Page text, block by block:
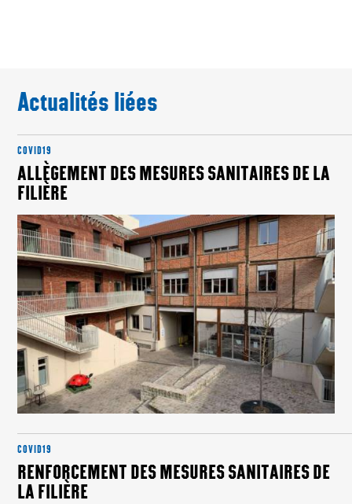
Actualités liées
COVID19
ALLÈGEMENT DES MESURES SANITAIRES DE LA
FILIÈRE
COVID19
RENFORCEMENT DES MESURES SANITAIRES DE
LA FILIÈRE